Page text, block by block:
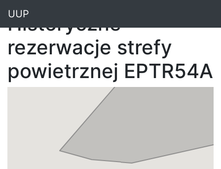
UUP
Historyczne
rezerwacje strefy
powietrznej EPTR54A